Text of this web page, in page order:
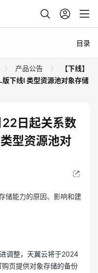
目录
产品公告
【下线】
下线I 类型资源池对象存储
日起关系数
型资源池对
储能力的原因、影响和建
调整，天翼云将于2024
页提供对象存储的备份